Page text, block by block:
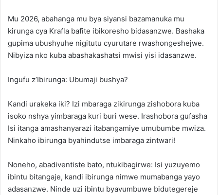
Mu 2026, abahanga mu bya siyansi bazamanuka mu
kirunga cya Krafla bafite ibikoresho bidasanzwe. Bashaka
gupima ubushyuhe nigitutu cyurutare rwashongeshejwe.
Nibyiza nko kuba abashakashatsi mwisi yisi idasanzwe.
Ingufu z’Ibirunga: Ubumaji bushya?
Kandi urakeka iki? Izi mbaraga zikirunga zishobora kuba
isoko nshya yimbaraga kuri buri wese. Irashobora gufasha
Isi itanga amashanyarazi itabangamiye umubumbe mwiza.
Ninkaho ibirunga byahindutse imbaraga zintwari!
Noneho, abadiventiste bato, ntukibagirwe: Isi yuzuyemo
ibintu bitangaje, kandi ibirunga nimwe mumabanga yayo
adasanzwe. Ninde uzi ibintu byavumbuwe bidutegereje